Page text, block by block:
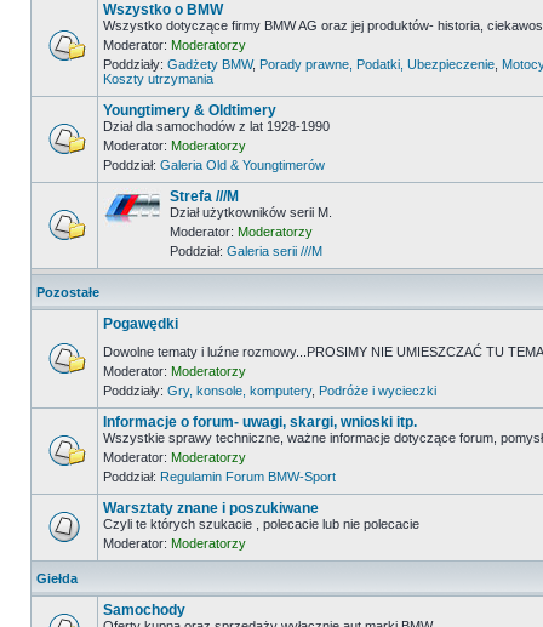
Wszystko o BMW
Wszystko dotyczące firmy BMW AG oraz jej produktów- historia,
Moderator: Moderatorzy
Poddziały: Gadżety BMW, Porady prawne, Podatki, Ubezpieczenie
Koszty utrzymania
Youngtimery & Oldtimery
Dział dla samochodów z lat 1928-1990
Moderator: Moderatorzy
Poddział: Galeria Old & Youngtimerów
Strefa ///M
Dział użytkowników serii M.
Moderator: Moderatorzy
Poddział: Galeria serii ///M
Pozostałe
Pogawędki
Dowolne tematy i luźne rozmowy...PROSIMY NIE UMIESZCZAĆ TU
Moderator: Moderatorzy
Poddziały: Gry, konsole, komputery, Podróże i wycieczki
Informacje o forum- uwagi, skargi, wnioski itp.
Wszystkie sprawy techniczne, ważne informacje dotyczące forum,
Moderator: Moderatorzy
Poddział: Regulamin Forum BMW-Sport
Warsztaty znane i poszukiwane
Czyli te których szukacie , polecacie lub nie polecacie
Moderator: Moderatorzy
Giełda
Samochody